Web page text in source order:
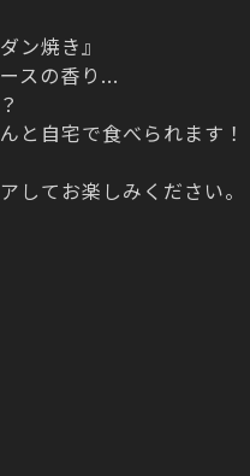
ン焼き』
スの香り...
と自宅で食べられます！
してお楽しみください。